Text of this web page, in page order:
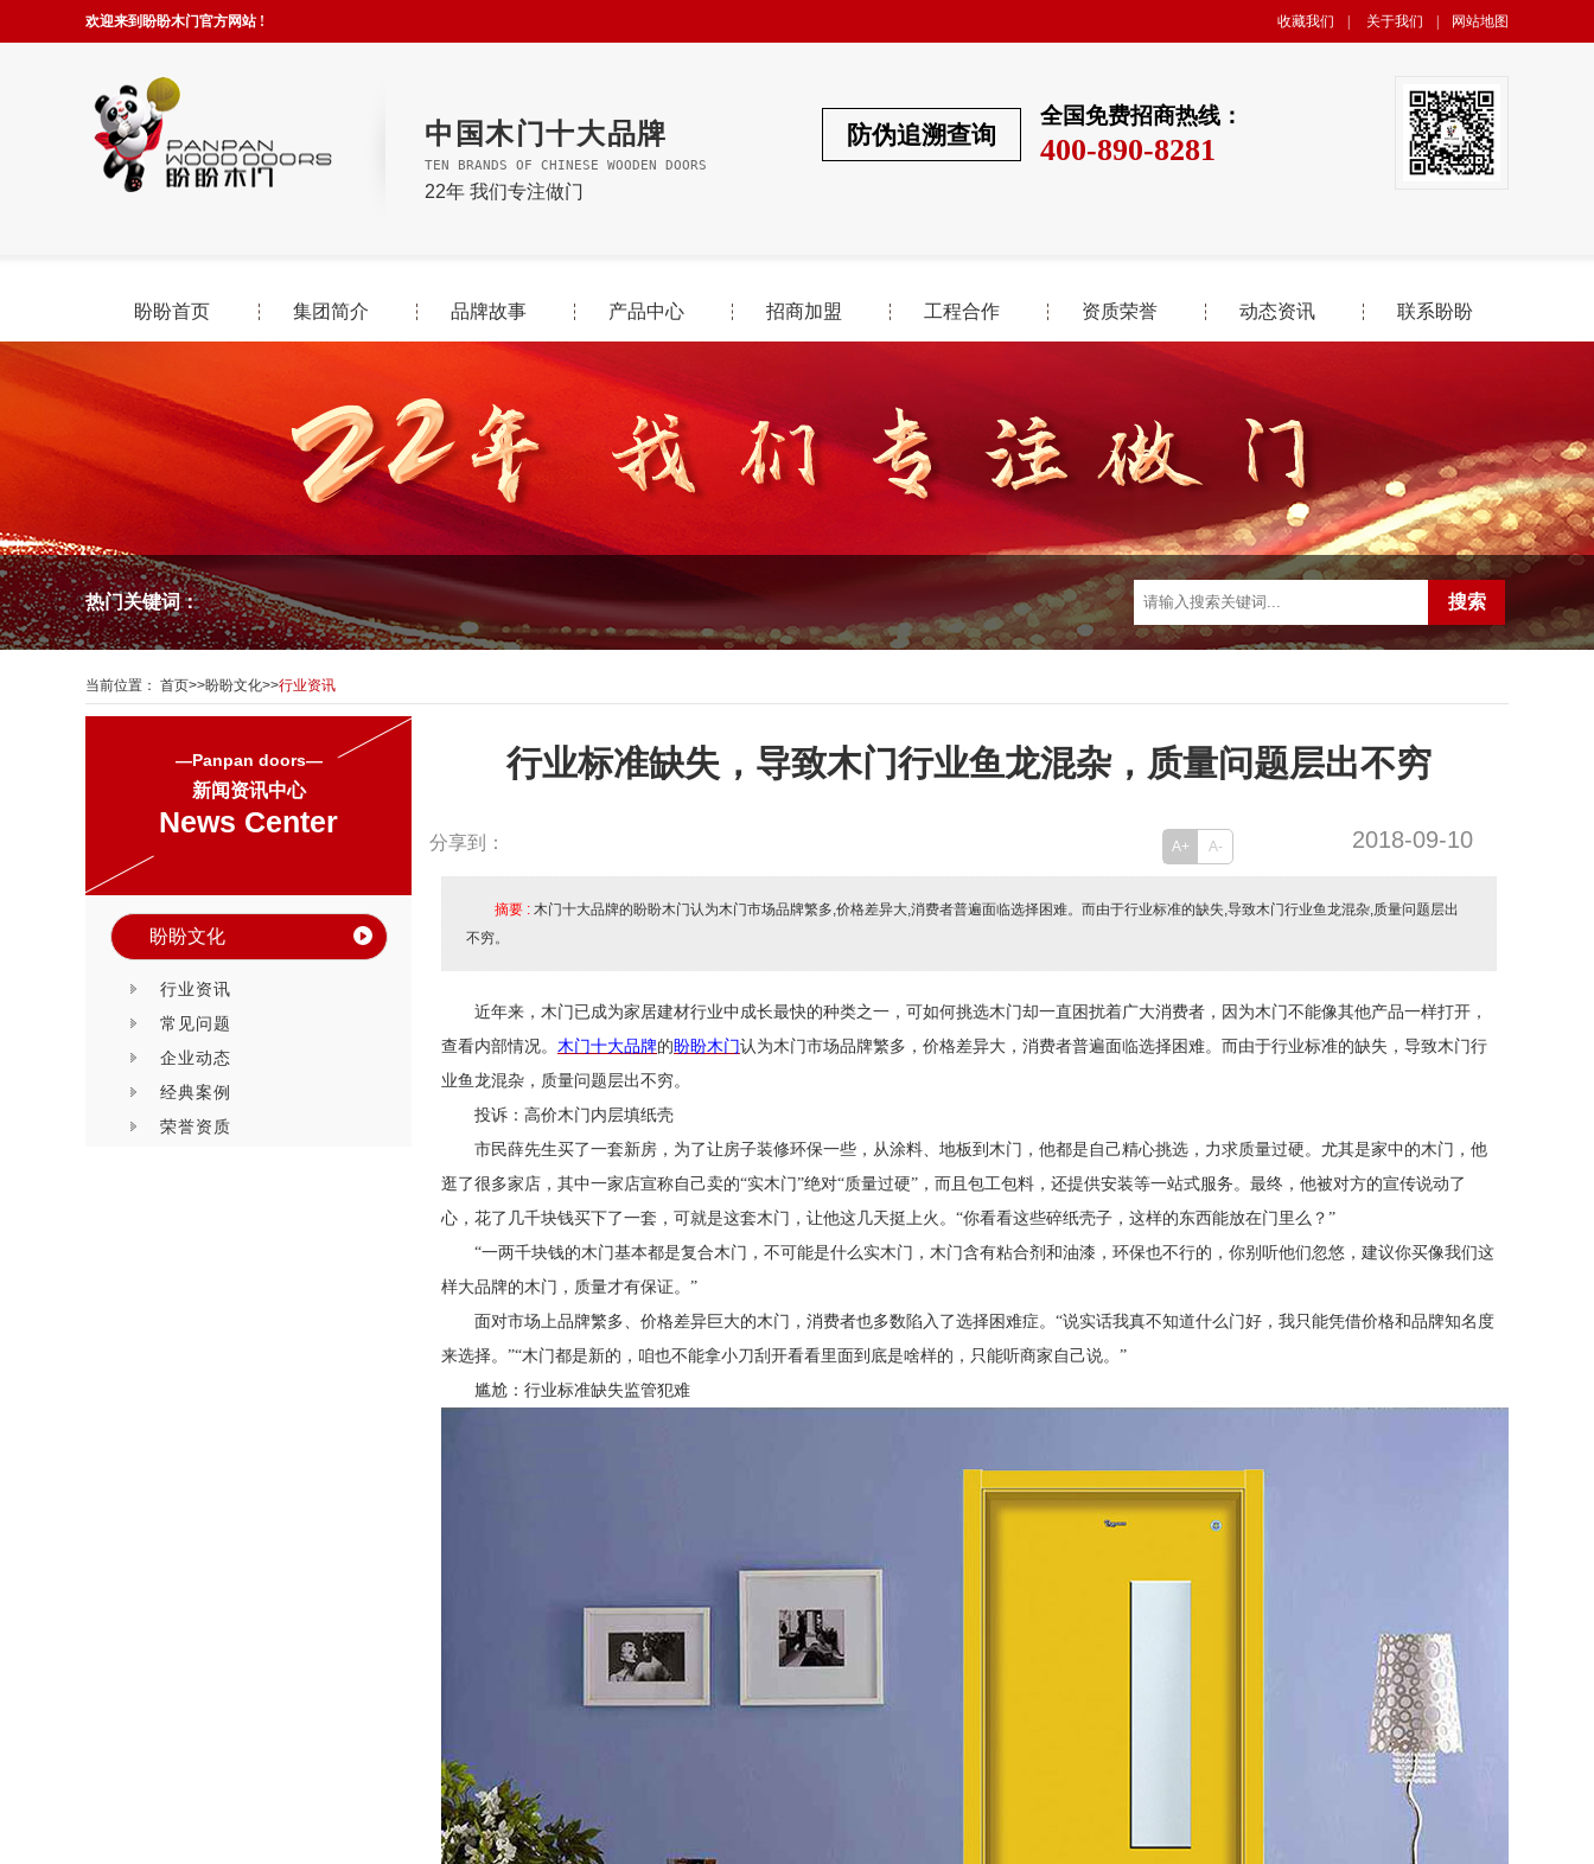
欢迎来到盼盼木门官方网站 ! 收藏我们 关于我们 网站地图
中国木门十大品牌
TEN BRANDS OF CHINESE WOODEN DOORS
22年 我们专注做门
全国免费招商热线：
400-890-8281
防伪追溯查询
盼盼首页 集团简介 品牌故事 产品中心 招商加盟 工程合作 资质荣誉 动态资讯 联系盼盼
热门关键词：
当前位置： 首页>>盼盼文化>>行业资讯
—Panpan doors—
新闻资讯中心
News Center
盼盼文化
行业资讯
常见问题
企业动态
经典案例
荣誉资质
行业标准缺失，导致木门行业鱼龙混杂，质量问题层出不穷
分享到： 2018-09-10
A+ A-
摘要 : 木门十大品牌的盼盼木门认为木门市场品牌繁多,价格差异大,消费者普遍面临选择困难。而由于行业标准的缺失,导致木门行业鱼龙混杂,质量问题层出
不穷。
近年来，木门已成为家居建材行业中成长最快的种类之一，可如何挑选木门却一直困扰着广大消费者，因为木门不能像其他产品一样打开，
查看内部情况。 木门十大品牌的盼盼木门认为木门市场品牌繁多，价格差异大，消费者普遍面临选择困难。而由于行业标准的缺失，导致木门行
业鱼龙混杂，质量问题层出不穷。
投诉：高价木门内层填纸壳
市民薛先生买了一套新房，为了让房子装修环保一些，从涂料、地板到木门，他都是自己精心挑选，力求质量过硬。尤其是家中的木门，他
逛了很多家店，其中一家店宣称自己卖的“实木门”绝对“质量过硬”，而且包工包料，还提供安装等一站式服务。最终，他被对方的宣传说动了
心，花了几千块钱买下了一套，可就是这套木门，让他这几天挺上火。“你看看这些碎纸壳子，这样的东西能放在门里么？”
“一两千块钱的木门基本都是复合木门，不可能是什么实木门，木门含有粘合剂和油漆，环保也不行的，你别听他们忽悠，建议你买像我们这
样大品牌的木门，质量才有保证。”
面对市场上品牌繁多、价格差异巨大的木门，消费者也多数陷入了选择困难症。 “说实话我真不知道什么门好，我只能凭借价格和品牌知名度
来选择。”“木门都是新的，咱也不能拿小刀刮开看看里面到底是啥样的，只能听商家自己说。”
尴尬：行业标准缺失监管犯难